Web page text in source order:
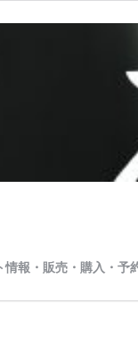
情報・販売・購入・予